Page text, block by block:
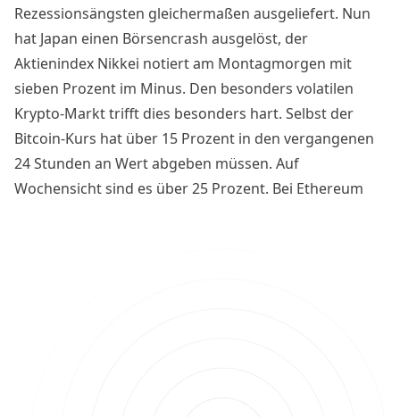
Rezessionsängsten gleichermaßen ausgeliefert. Nun
hat Japan einen Börsencrash ausgelöst, der
Aktienindex Nikkei notiert am Montagmorgen mit
sieben Prozent im Minus. Den besonders volatilen
Krypto-Markt trifft dies besonders hart. Selbst der
Bitcoin-Kurs hat über 15 Prozent in den vergangenen
24 Stunden an Wert abgeben müssen. Auf
Wochensicht sind es über 25 Prozent. Bei Ethereum